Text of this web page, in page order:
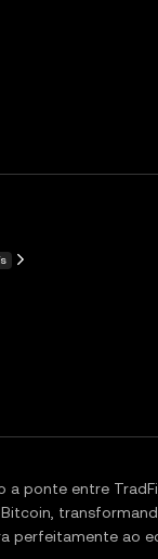
ponte entre
perfeitamente ao